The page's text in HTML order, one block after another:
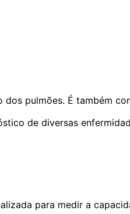
pulmões. É também
de diversas
para medir a